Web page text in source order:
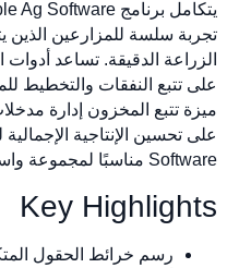
تجربة سلسة للمزارعين الذين
الزراعة الدقيقة. تساعد أدوات
على تتبع النفقات والتخطيط
ميزة تتبع المخزون إدارة
Software مناسبًا لمجموعة واسعة من العمليات الزراعية.
Key Highlights
رسم خرائط الحقول